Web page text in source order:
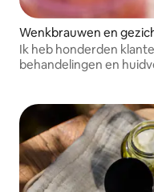
Wenkbrauwen en
Ik heb honderden
behandelingen en